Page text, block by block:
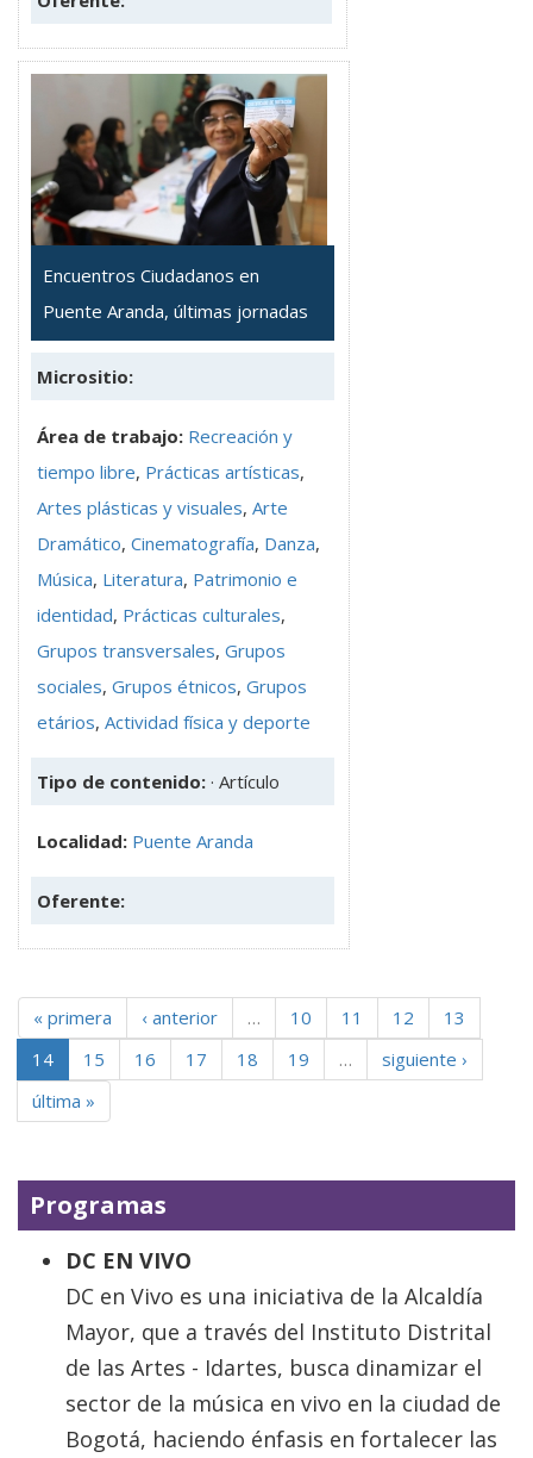
Encuentros Ciudadanos en
Puente Aranda, últimas jornadas
Micrositio:
Área de trabajo: Recreación y
tiempo libre, Prácticas artísticas,
Artes plásticas y visuales, Arte
Dramático, Cinematografía, Danza,
Música, Literatura, Patrimonio e
identidad, Prácticas culturales,
Grupos transversales, Grupos
sociales, Grupos étnicos, Grupos
etários, Actividad física y deporte
Tipo de contenido: · Artículo
Localidad: Puente Aranda
Oferente:
« primera ‹ anterior … 10 11 12
13
14
15 16 17 18 19 …
siguiente ›
última »
Programas
DC EN VIVO
DC en Vivo es una iniciativa de la Alcaldía
Mayor, que a través del Instituto Distrital
de las Artes - Idartes, busca dinamizar el
sector de la música en vivo en la ciudad de
Bogotá, haciendo énfasis en fortalecer las